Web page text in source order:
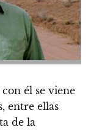
él se viene
entre ellas
de la